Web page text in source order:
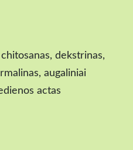
dekstrinas,
augaliniai
actas